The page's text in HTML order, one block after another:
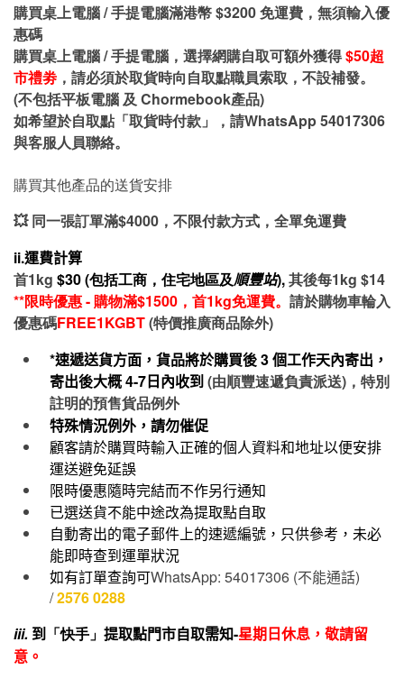
購買桌上電腦 / 手提電腦滿港幣 $3200 免運費，無須輸入優
惠碼
購買桌上電腦 / 手提電腦，選擇網購自取可額外獲得$50超
市禮劵 ，請必須於取貨時向自取點職員索取，不設補發。
(不包括平板電腦 及 Chormebook產品)
如希望於自取點「取貨時付款」，請WhatsApp 54017306
與客服人員聯絡。
購買其他產品的送貨安排
💥 同一張訂單滿$4000，不限付款方式，全單免運費
ii.運費計算
首1kg $30 (包括工商，住宅地區及順豐站),其後每1kg $14
**限時優惠 - 購物滿$1500，首1kg免運費。 請於購物車輪入
優惠碼FREE1KGBT(特價推廣商品除外)
*速遞送貨方面，貨品將於購買後3個工作天內寄出，
寄出後大概4-7日內收到(由順豐速遞負責派送)，特別
註明的預售貨品例外
特殊情況例外，請勿催促
顧客請於購買時輸入正確的個人資料和地址以便安排
運送避免延誤
限時優惠隨時完結而不作另行通知
已選送貨不能中途改為提取點自取
自動寄出的電子郵件上的速遞編號，只供參考，未必
能即時查到運單狀況
如有訂單查詢可WhatsApp: 54017306 (不能通話)
/2576 0288
iii. 到 「快手」 提取點門市自取需知-星期日休息，敬請留
意。